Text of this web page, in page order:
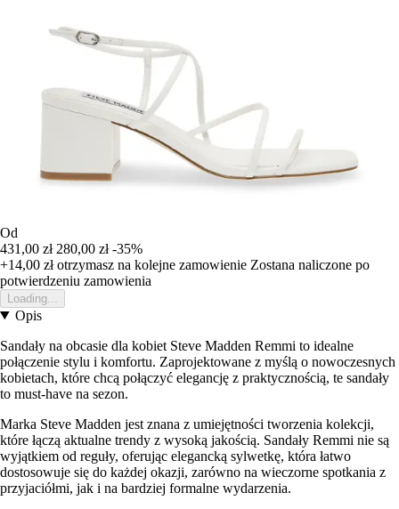
Od
431,00 zł 280,00 zł -35%
+14,00 złotrzymasz na kolejne zamowienie Zostana naliczone po
potwierdzeniu zamowienia
Loading...
Opis
Sandały na obcasie dla kobiet Steve Madden Remmi to idealne
połączenie stylu i komfortu. Zaprojektowane z myślą o nowoczesnych
kobietach, które chcą połączyć elegancję z praktycznością, te sandały
to must-have na sezon.
Marka Steve Madden jest znana z umiejętności tworzenia kolekcji,
które łączą aktualne trendy z wysoką jakością. Sandały Remmi nie są
wyjątkiem od reguły, oferując elegancką sylwetkę, która łatwo
dostosowuje się do każdej okazji, zarówno na wieczorne spotkania z
przyjaciółmi, jak i na bardziej formalne wydarzenia.